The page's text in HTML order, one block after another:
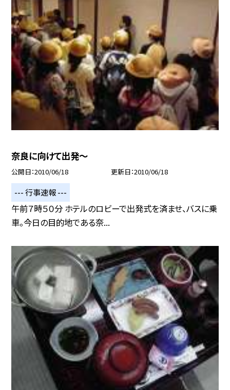
奈良に向けて出発〜
公開日 2010/06/18 更新日 2010/06/18
--- 行事速報 ---
午前７時５０分 ホテルのロビーで出発式を済ませ、バスに乗
車。今日の目的地である奈...